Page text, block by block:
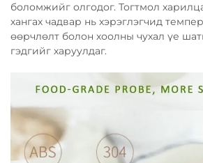
боломжийг олгодог. Тогтмол
хангах чадвар нь хэрэглэгчид
өөрчлөлт болон хоолны чухал үе
гэдгийг харуулдаг.